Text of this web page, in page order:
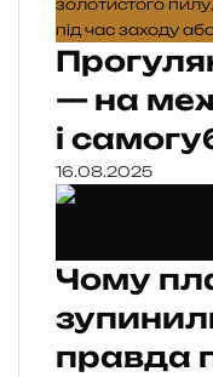
— на
і
16.08.2025
Чому
правда